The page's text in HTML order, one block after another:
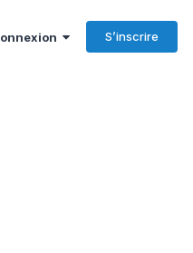
S’inscrire